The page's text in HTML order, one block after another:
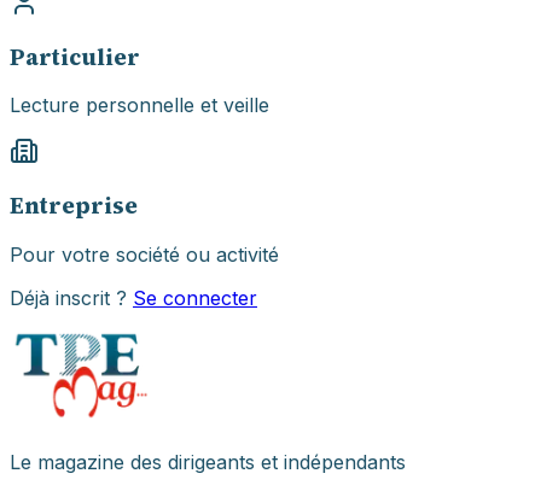
Particulier
Lecture personnelle et veille
Entreprise
Pour votre société ou activité
Déjà inscrit ? Se connecter
Le magazine des dirigeants et indépendants